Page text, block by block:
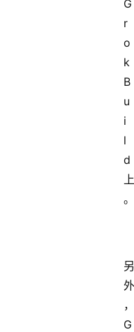
G
r
o
k
B
u
i
l
d
上
。
另
外
，
G